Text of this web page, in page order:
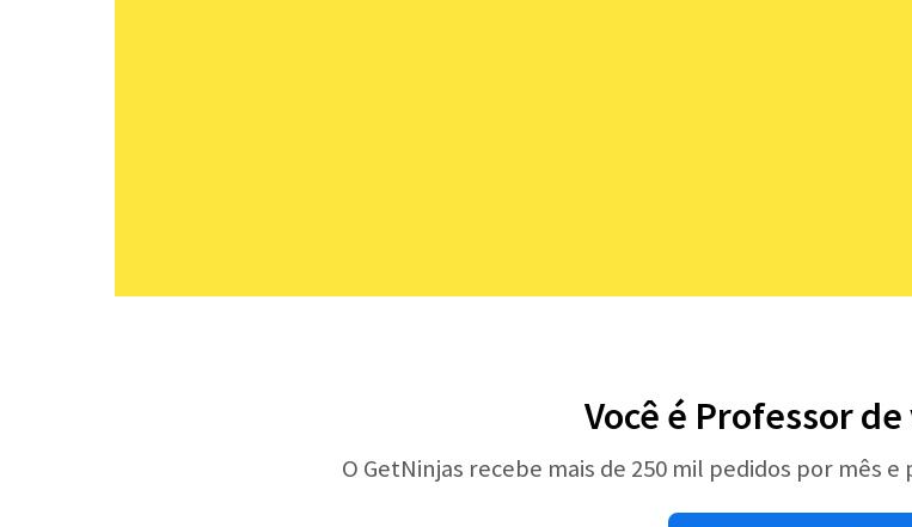
Você é Professor
O GetNinjas recebe mais de 250 mil pedidos por mês